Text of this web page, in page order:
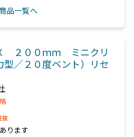
品一覧へ
２００ｍｍ ミニクリ
型／２０度ベント）リセ
抜
ります